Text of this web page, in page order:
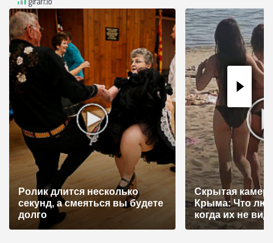
Ролик длится несколько
секунд, а смеяться вы будете
долго
Скрытая
Крыма: Что
когда их не